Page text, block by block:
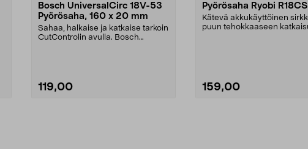
Bosch UniversalCirc 18V-53
Pyörösaha, 160 x 20 mm
Sahaa, halkaise ja katkaise tarkoin
CutControlin avulla. Bosch
119,00
Pyörösaha Ryobi
Kätevä akkukäyttöinen
puun tehokkaaseen
159,00